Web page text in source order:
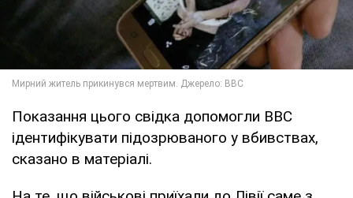
Показання цього свідка допомогли BBC
ідентифікувати підозрюваного у вбивствах,
сказано в матеріалі.